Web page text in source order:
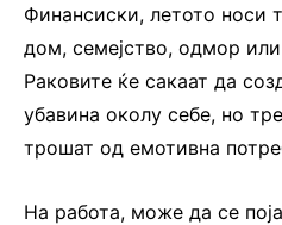
Финансиски, летото носи
дом, семејство, одмор
Раковите ќе сакаат да
убавина околу себе, но
трошат од емотивна
На работа, може да се